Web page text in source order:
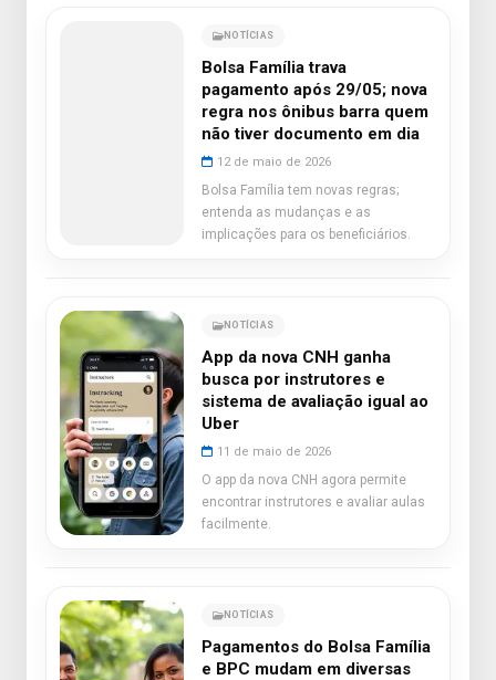
NOTÍCIAS
Bolsa Família trava
pagamento após 29/05; nova
regra nos ônibus barra quem
não tiver documento em dia
12 de maio de 2026
Bolsa Família tem novas regras;
entenda as mudanças e as
implicações para os beneficiários.
NOTÍCIAS
App da nova CNH ganha
busca por instrutores e
sistema de avaliação igual ao
Uber
11 de maio de 2026
O app da nova CNH agora permite
encontrar instrutores e avaliar aulas
facilmente.
NOTÍCIAS
Pagamentos do Bolsa Família
e BPC mudam em diversas